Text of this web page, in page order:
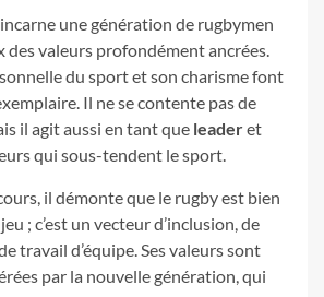
une génération de rugbymen
des valeurs profondément ancrées.
du sport et son charisme font
Il ne se contente pas de
il agit aussi en tant que leaderet
qui sous-tendent le sport.
il démonte que le rugby est bien
; c’est un vecteur d’inclusion, de
travail d’équipe. Ses valeurs sont
par la nouvelle génération, qui